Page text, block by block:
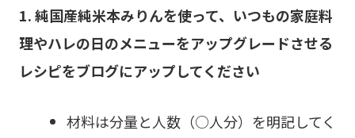
1. 純国産純米本みりんを使って、いつもの家庭料
理やハレの日のメニューをアップグレードさせる
レシピをブログにアップしてください
材料は分量と人数（○人分）を明記してく